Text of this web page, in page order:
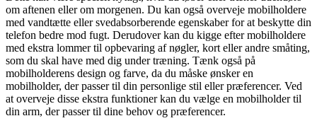
om aftenen eller om morgenen. Du kan også overveje mobilholdere
med vandtætte eller svedabsorberende egenskaber for at beskytte din
telefon bedre mod fugt. Derudover kan du kigge efter mobilholdere
med ekstra lommer til opbevaring af nøgler, kort eller andre småting,
som du skal have med dig under træning. Tænk også på
mobilholderens design og farve, da du måske ønsker en
mobilholder, der passer til din personlige stil eller præferencer. Ved
at overveje disse ekstra funktioner kan du vælge en mobilholder til
din arm, der passer til dine behov og præferencer.